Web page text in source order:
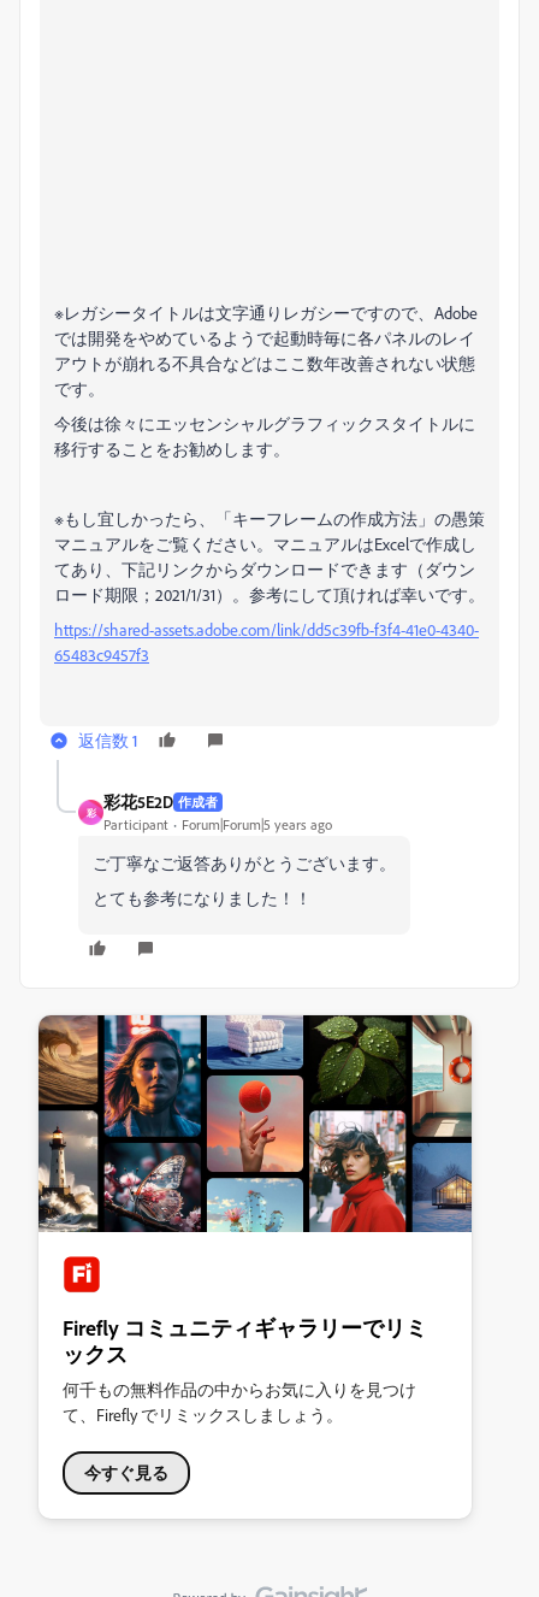
※レガシータイトルは文字通りレガシーですので、Adobe
では開発をやめているようで起動時毎に各パネルのレイ
アウトが崩れる不具合などはここ数年改善されない状態
です。
今後は徐々にエッセンシャルグラフィックスタイトルに
移行することをお勧めします。
※もし宜しかったら、「キーフレームの作成方法」の愚策
マニュアルをご覧ください。マニュアルはExcelで作成し
てあり、下記リンクからダウンロードできます（ダウン
ロード期限；2021/1/31）。参考にして頂ければ幸いです。
https://shared-assets.adobe.com/link/dd5c39fb-f3f4-41e0-4340-
65483c9457f3
返信数 1
彩
彩花5E2D 作成者
Participant Forum|Forum|5 years ago
ご丁寧なご返答ありがとうございます。
とても参考になりました！！
Firefly コミュニティギャラリーでリミ
ックス
何千もの無料作品の中からお気に入りを見つけ
て、Firefly でリミックスしましょう。
今すぐ見る